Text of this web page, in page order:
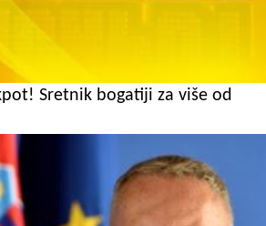
Sretnik bogatiji za više od